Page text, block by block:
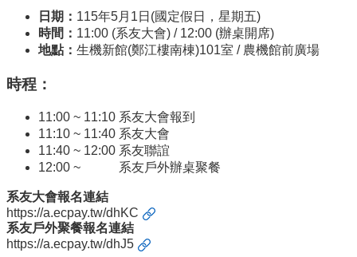
員
所
動
態
日期： 115年5月1日(國定假日，星期五)
時間： 11:00 (系友大會) / 12:00 (辦桌開席)
地點： 生機新館(鄭江樓南棟)101室 / 農機館前廣場
時程：
11:00 ~ 11:10 系友大會報到
11:10 ~ 11:40 系友大會
11:40 ~ 12:00 系友聯誼
12:00 ~ 系友戶外辦桌聚餐
系友大會報名連結
https://a.ecpay.tw/dhKC
系友戶外聚餐報名連結
https://a.ecpay.tw/dhJ5